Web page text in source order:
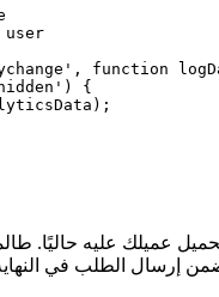
function
{